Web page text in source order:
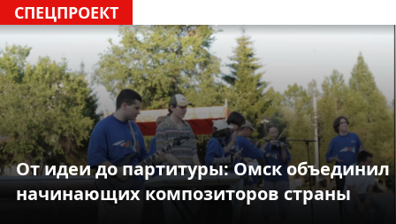
СПЕЦПРОЕКТ
От идеи до партитуры: Омск объединил
начинающих композиторов страны